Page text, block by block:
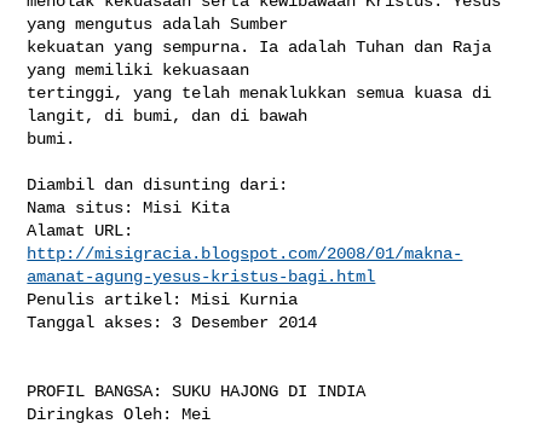
yang mengutus adalah Sumber
kekuatan yang sempurna. Ia adalah Tuhan dan Raja
yang memiliki kekuasaan
tertinggi, yang telah menaklukkan semua kuasa di
langit, di bumi, dan di bawah
bumi.
Diambil dan disunting dari:
Nama situs: Misi Kita
http://misigracia.blogspot.com/2008/01/makna-
amanat-agung-yesus-kristus-bagi.html
Penulis artikel: Misi Kurnia
Tanggal akses: 3 Desember 2014
PROFIL BANGSA: SUKU HAJONG DI INDIA
Diringkas Oleh: Mei